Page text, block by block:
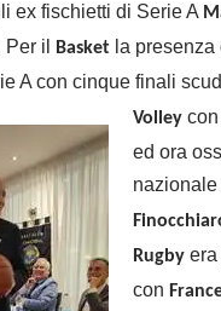
ex fischietti di Serie A
Per il Basket la presenza
A con cinque finali
Volleycon
ed ora
nazionale
Rugbyera
con